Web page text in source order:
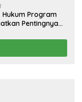
Hukum Program
Pentingnya